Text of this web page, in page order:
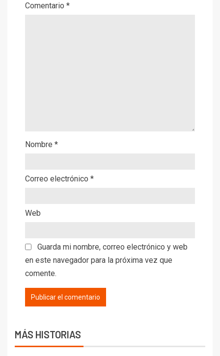
Comentario *
Nombre *
Correo electrónico *
Web
Guarda mi nombre, correo electrónico y web
en este navegador para la próxima vez que
comente.
MÁS HISTORIAS